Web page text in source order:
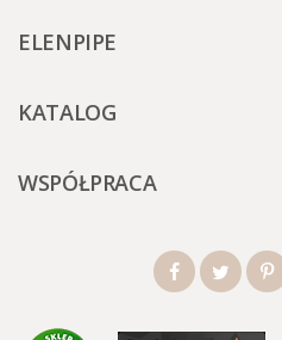
ELENPIPE
KATALOG
WSPÓŁPRACA